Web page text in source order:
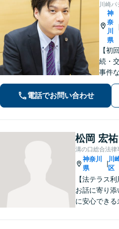
川崎
神
奈
川
県
【初
続・
事件
法律
取り
の方
電話でお問い合わせ
松岡 宏祐
溝の口総合法律
神奈川
県
川
区
【法テラス
お話に寄り
に安心できる
く、「その